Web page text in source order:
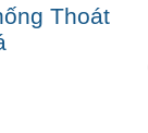
Thoát